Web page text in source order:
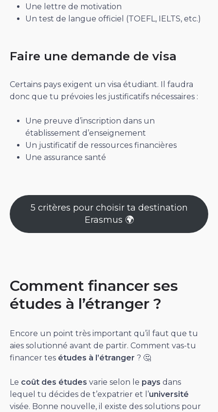
Une lettre de motivation
Un test de langue officiel (TOEFL, IELTS, etc.)
Faire une demande de visa
Certains pays exigent un visa étudiant. Il faudra
donc que tu prévoies les justificatifs nécessaires :
Une preuve d’inscription dans un
établissement d’enseignement
Un justificatif de ressources financières
Une assurance santé
5 critères pour choisir ta destination
Erasmus 🌍
Comment financer ses
études à l’étranger ?
Encore un point très important qu’il faut que tu
aies solutionné avant de partir. Comment vas-tu
financer tes études à l’étranger ? 🤔
Le coût des études varie selon le pays dans
lequel tu décides de t’expatrier et l’université
visée. Bonne nouvelle, il existe des solutions pour